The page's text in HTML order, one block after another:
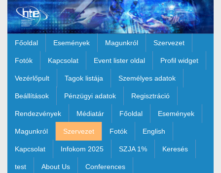
Ugrás a fő tartalomhoz
Főoldal Események Magunkról Szervezet
Fotók Kapcsolat Event lister oldal Profil widget
Vezérlőpult Tagok listája Személyes adatok
Beállítások Pénzügyi adatok Regisztráció
Rendezvények Médiatár Főoldal Események
Magunkról Szervezet Fotók English
Kapcsolat Infokom 2025 SZJA 1% Keresés
test About Us Conferences